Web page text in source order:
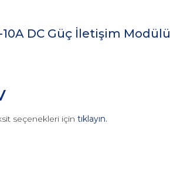
10A DC Güç İletişim Modülü
seçenekleri için tıklayın.